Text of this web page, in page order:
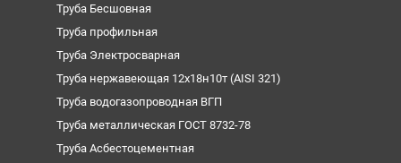
Труба Бесшовная
Труба профильная
Труба Электросварная
Труба нержавеющая 12х18н10т (AISI 321)
Труба водогазопроводная ВГП
Труба металлическая ГОСТ 8732-78
Труба Асбестоцементная